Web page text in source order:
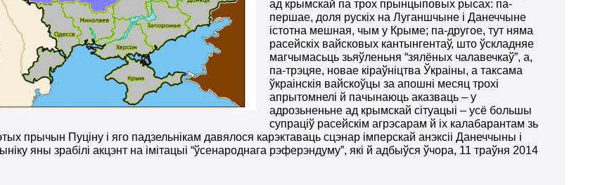
ад крымскай па трох прынцыповых рысах: па-
першае, доля рускіх на Луганшчыне і Данеччыне
істотна мешная, чым у Крыме; па-другое, тут няма
расейскіх вайсковых кантынгентаў, што ўскладняе
магчымасьць зьяўленьня “зялёных чалавечкаў”, а,
па-трэцяе, новае кіраўніцтва Ўкраіны, а таксама
ўкраінскія вайскоўцы за апошні месяц трохі
апрытомнелі й пачынаюць аказваць – у
адрозьненьне ад крымскай сітуацыі – усё большы
супраціў расейскім агрэсарам й іх калабарантам зь
прычын Пуціну і яго падзельнікам давялося карэктаваць сцэнар імперскай анэксіі Данеччыны і
яны зрабілі акцэнт на імітацыі “ўсенароднага рэферэндуму”, які й адбыўся ўчора, 11 траўня 2014